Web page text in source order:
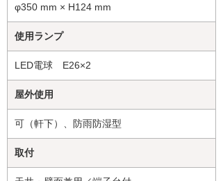
φ350 mm × H124 mm
使用ランプ
LED電球 E26×2
屋外使用
可（軒下）、防雨防湿型
取付